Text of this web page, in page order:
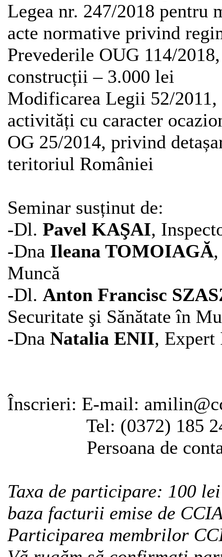
Legea nr. 247/2018 pentru
acte normative privind
Prevederile OUG 114/
construcții – 3.000 lei
Modificarea Legii 52/
activități cu caracter
OG 25/2014, privind
teritoriul României
Seminar susținut de:
-Dl. Pavel KAŞAI,
-Dna Ileana TOMOIAGĂ
Muncă
-Dl. Anton Francisc
Securitate şi Sănătate în
-Dna Natalia ENII, Expert
Înscrieri: E-mail:
Tel: (0372) 185 240,
Persoana de
Taxa de participare: 100
baza facturii emise de
Participarea membrilor